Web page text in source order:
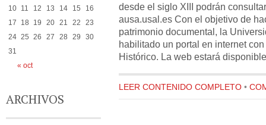
desde el siglo XIII podrán
ausa.usal.es Con el objetivo de
patrimonio documental, la
habilitado un portal en internet
Histórico. La web estará
LEER CONTENIDO COMPLETO •
« oct
10
11 12 13 14 15
16
17
18 19 20 21 22
23
24 25 26 27 28 29
30
31
ARCHIVOS